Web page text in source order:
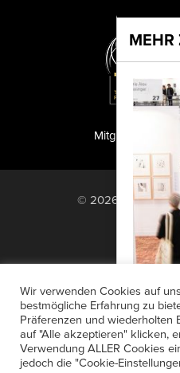
Mit ihrer
Mitglied der TIPA
© 2026 PF
Nach
Anzeigensuche
Widerrufsbelehrung
AGB
Verträge hier
Wir verwenden Cookies auf
bestmögliche Erfahrung zu
Präferenzen und wiederholten
auf "Alle akzeptieren" klicken,
Verwendung ALLER Cookies
jedoch die "Cookie-